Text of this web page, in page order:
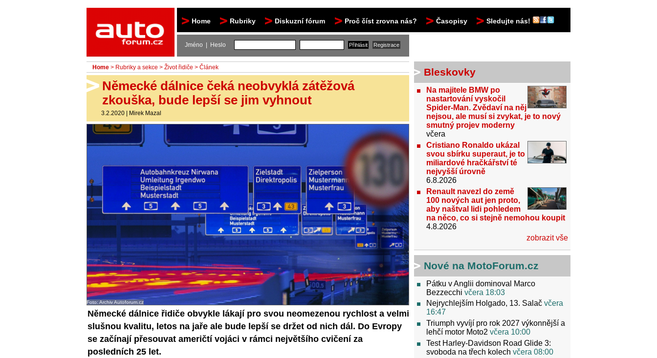
Home Rubriky Diskuzní fórum Proč číst zrovna nás? Časopisy Sledujte nás!
Jméno | Heslo
Home > Rubriky a sekce > Život řidiče > Článek
Německé dálnice čeká neobvyklá zátěžová
zkouška, bude lepší se jim vyhnout
3.2.2020 | Mirek Mazal
Foto: Archiv Autoforum.cz
Německé dálnice řidiče obvykle lákají pro svou neomezenou rychlost a velmi
slušnou kvalitu, letos na jaře ale bude lepší se držet od nich dál. Do Evropy
se začínají přesouvat američtí vojáci v rámci největšího cvičení za
posledních 25 let.
Bleskovky
Na majitele BMW po
nastartování vyskočil
Spider-Man. Zvědaví na něj
nejsou, ale musí si zvykat, je to nový
smutný projev moderny
včera
Cristiano Ronaldo ukázal
svou sbírku superaut, je to
miliardové hračkářství té
nejvyšší úrovně
6.8.2026
Renault navezl do země
100 nových aut jen proto,
aby naštval lidi pohledem
na něco, co si stejně nemohou koupit
4.8.2026
zobrazit vše
Nové na MotoForum.cz
Pátku v Anglii dominoval Marco
Bezzecchi včera 18:03
Nejrychlejším Holgado, 13. Salač včera
16:47
Triumph vyvíjí pro rok 2027 výkonnější a
lehčí motor Moto2 včera 10:00
Test Harley-Davidson Road Glide 3:
svoboda na třech kolech včera 08:00